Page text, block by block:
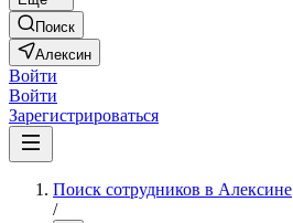
Поиск
Алексин
Войти
Войти
Зарегистрироваться
Поиск сотрудников в Алексине
/